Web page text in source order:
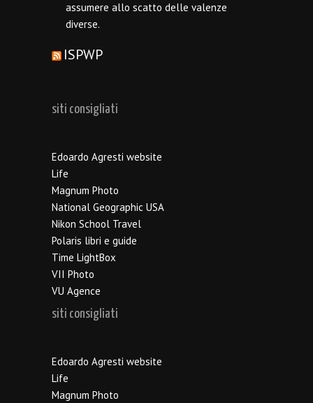
assumere allo scatto delle valenze
diverse.
ISPWP
siti consigliati
Edoardo Agresti website
Life
Magnum Photo
National Geographic USA
Nikon School Travel
Polaris libri e guide
Time LightBox
VII Photo
VU Agence
siti consigliati
Edoardo Agresti website
Life
Magnum Photo